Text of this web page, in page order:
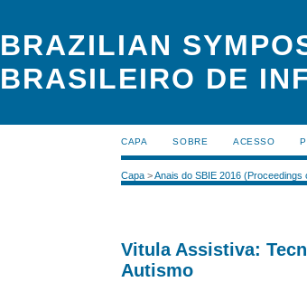
BRAZILIAN
BRASILEIRO DE
CAPA SOBRE ACESSO
Capa >Anais do SBIE 2016 (Proceedings
Vitula Assistiva:
Autismo